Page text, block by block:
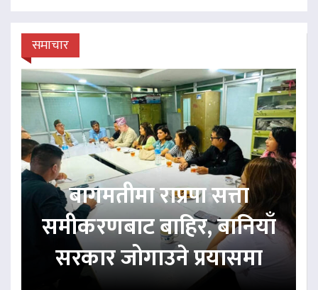
समाचार
बागमतीमा राप्रपा सत्ता
समीकरणबाट बाहिर, बानियाँ
सरकार जोगाउने प्रयासमा